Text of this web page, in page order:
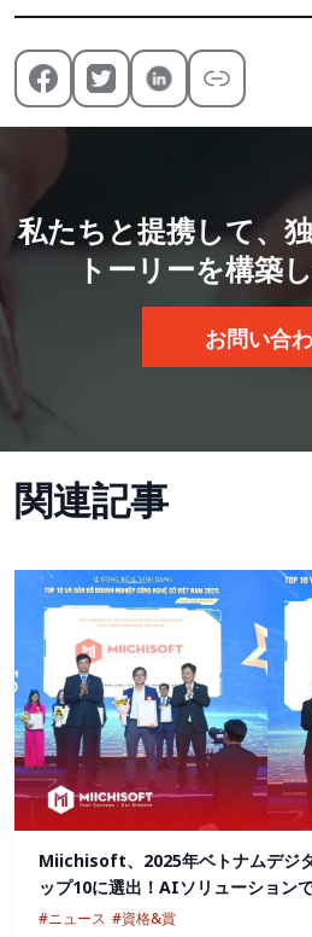
私たちと提携して、
トーリーを構築
お問い合
関連記事
Miichisoft、2025年ベトナムデジ
ップ10に選出！AIソリューション
#ニュース #資格&賞